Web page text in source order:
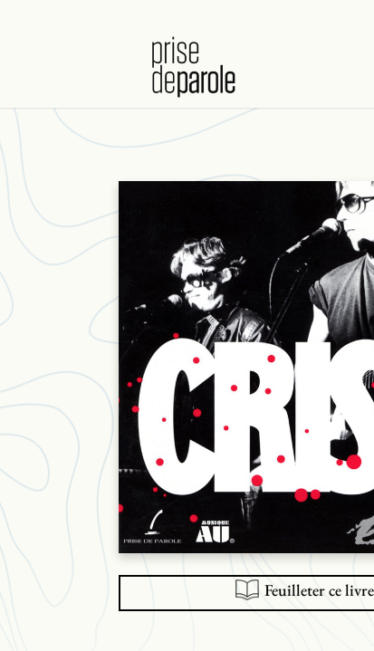
Feuilleter ce livre